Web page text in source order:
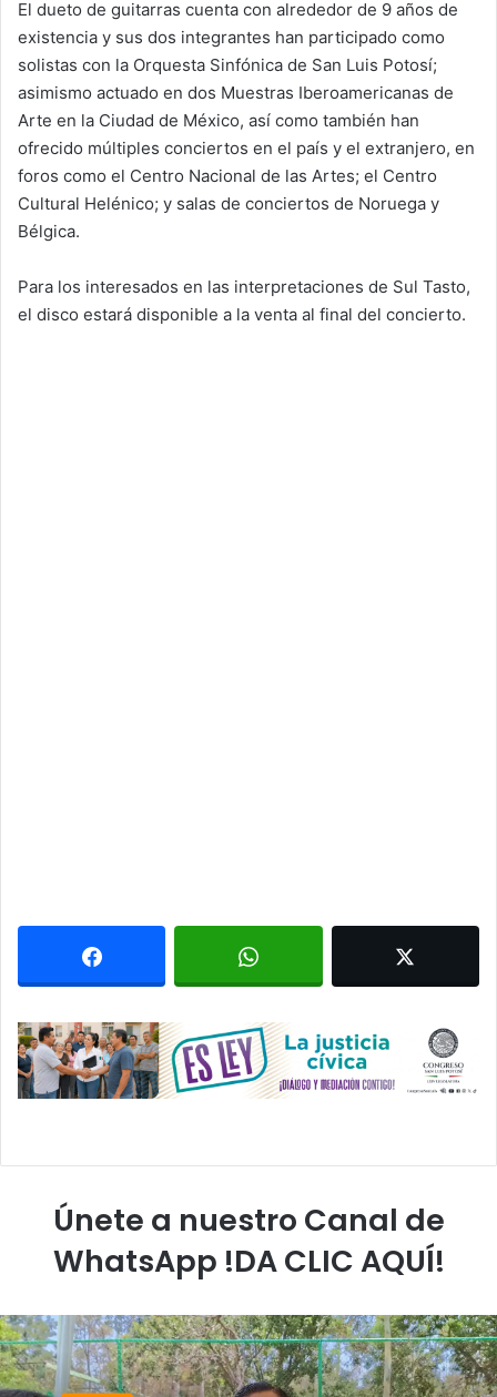
El dueto de guitarras cuenta con alrededor de 9 años de
existencia y sus dos integrantes han participado como
solistas con la Orquesta Sinfónica de San Luis Potosí;
asimismo actuado en dos Muestras Iberoamericanas de
Arte en la Ciudad de México, así como también han
ofrecido múltiples conciertos en el país y el extranjero, en
foros como el Centro Nacional de las Artes; el Centro
Cultural Helénico; y salas de conciertos de Noruega y
Bélgica.
Para los interesados en las interpretaciones de Sul Tasto,
el disco estará disponible a la venta al final del concierto.
Únete a nuestro Canal de
WhatsApp !DA CLIC AQUÍ!